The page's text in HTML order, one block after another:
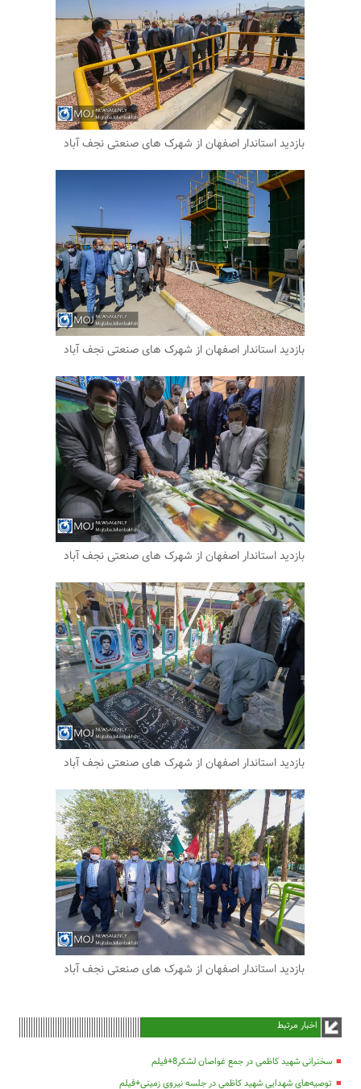
بازدید استاندار اصفهان از شهرک های صنعتی نجف آباد
بازدید استاندار اصفهان از شهرک های صنعتی نجف آباد
بازدید استاندار اصفهان از شهرک های صنعتی نجف آباد
بازدید استاندار اصفهان از شهرک های صنعتی نجف آباد
بازدید استاندار اصفهان از شهرک های صنعتی نجف آباد
اخبار مرتبط
سخنرانی شهید کاظمی در جمع غواصان لشکر8+فیلم
توصیه‌های شهدایی شهید کاظمی در جلسه نیروی زمینی+فیلم